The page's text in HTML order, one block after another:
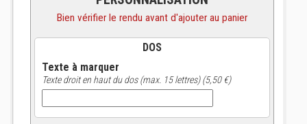
Bien vérifier le rendu avant d'ajouter au panier
DOS
Texte à marquer
Texte droit en haut du dos (max. 15 lettres) (5,50 €)